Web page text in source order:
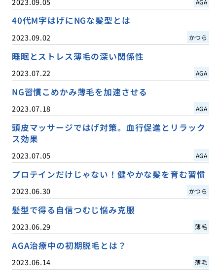
40代M字はげにNGな髪型とは
2023.09.02 かつら
睡眠とストレス薄毛の深い関係性
2023.07.22 AGA
NG習慣こめかみ薄毛を加速させる
2023.07.18 AGA
頭皮マッサージではげ対策。血行促進とリラック
ス効果
2023.07.05 AGA
プロテインだけじゃない！健やかな髪を育む習慣
2023.06.30 かつら
髪型で得る自信つむじ悩み克服
2023.06.29 薄毛
AGA治療中の初期脱毛とは？
2023.06.14 薄毛